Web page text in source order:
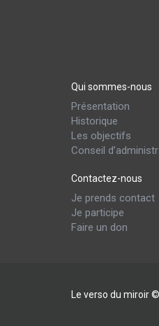
Qui sommes-nous
Présentation
Historique
Les objectifs
Conseil
Contactez-nous
Je prends contact
Je participe
Faire un don
Le verso du miroir